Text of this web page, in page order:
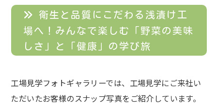
衛生と品質にこだわる浅漬け工
場へ！みんなで楽しむ「野菜の美味
しさ」と「健康」の学び旅
工場見学フォトギャラリーでは、工場見学にご来社い
ただいたお客様のスナップ写真をご紹介しています。